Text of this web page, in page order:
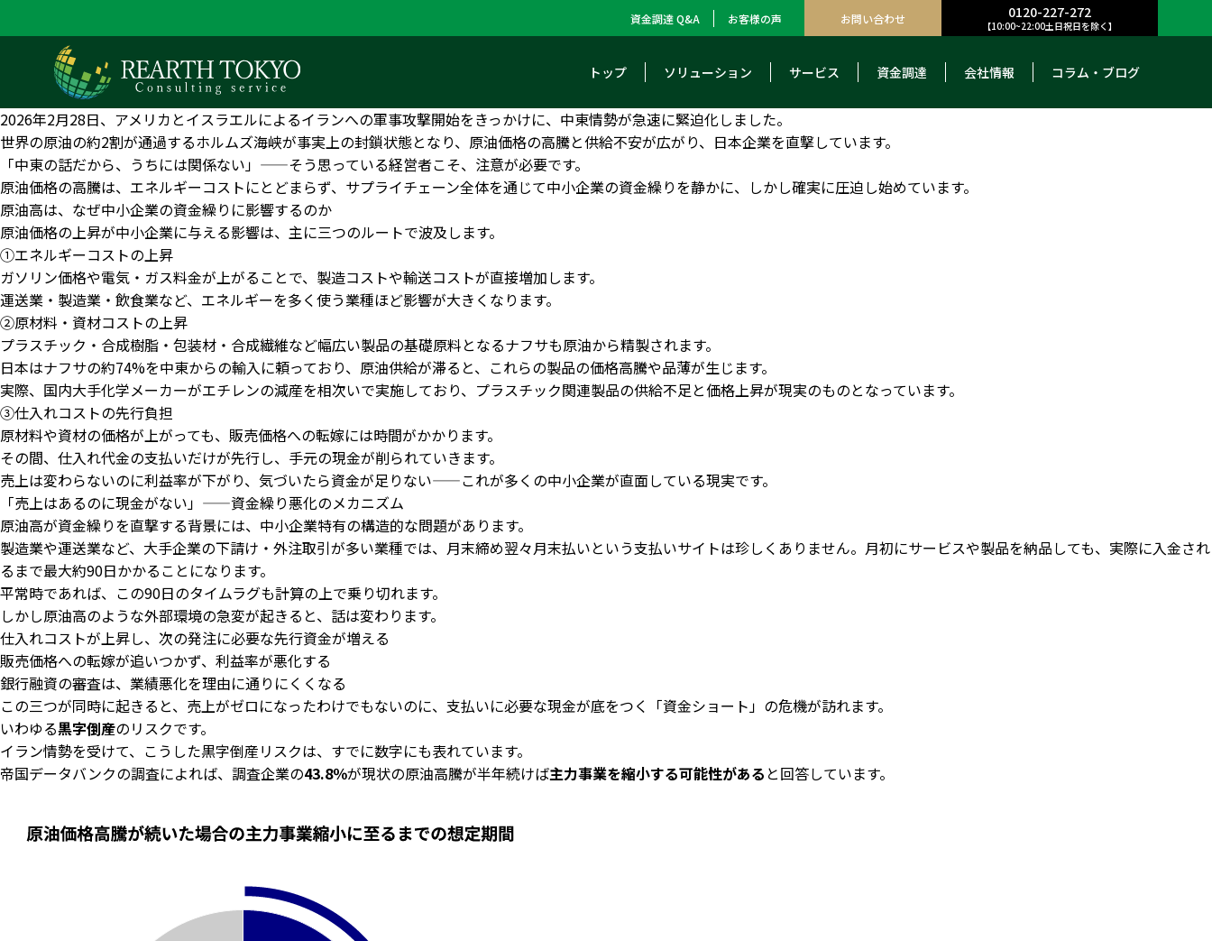
資金調達 Q&A お客様の声 お問い合わせ 0120-227-272
【10:00~22:00土日祝日を除く】
トップ ソリューション サービス 資金調達 会社情報 コラム・ブログ
2026年2月28日、アメリカとイスラエルによるイランへの軍事攻撃開始をきっかけに、中東情勢が急速に緊迫化しました。
世界の原油の約2割が通過するホルムズ海峡が事実上の封鎖状態となり、原油価格の高騰と供給不安が広がり、日本企業を直撃しています。
「中東の話だから、うちには関係ない」——そう思っている経営者こそ、注意が必要です。
原油価格の高騰は、エネルギーコストにとどまらず、サプライチェーン全体を通じて中小企業の資金繰りを静かに、しかし確実に圧迫し始めています。
原油高は、なぜ中小企業の資金繰りに影響するのか
原油価格の上昇が中小企業に与える影響は、主に三つのルートで波及します。
①エネルギーコストの上昇
ガソリン価格や電気・ガス料金が上がることで、製造コストや輸送コストが直接増加します。
運送業・製造業・飲食業など、エネルギーを多く使う業種ほど影響が大きくなります。
②原材料・資材コストの上昇
プラスチック・合成樹脂・包装材・合成繊維など幅広い製品の基礎原料となるナフサも原油から精製されます。
日本はナフサの約74%を中東からの輸入に頼っており、原油供給が滞ると、これらの製品の価格高騰や品薄が生じます。
実際、国内大手化学メーカーがエチレンの減産を相次いで実施しており、プラスチック関連製品の供給不足と価格上昇が現実のものとなっています。
③仕入れコストの先行負担
原材料や資材の価格が上がっても、販売価格への転嫁には時間がかかります。
その間、仕入れ代金の支払いだけが先行し、手元の現金が削られていきます。
売上は変わらないのに利益率が下がり、気づいたら資金が足りない——これが多くの中小企業が直面している現実です。
「売上はあるのに現金がない」——資金繰り悪化のメカニズム
原油高が資金繰りを直撃する背景には、中小企業特有の構造的な問題があります。
製造業や運送業など、大手企業の下請け・外注取引が多い業種では、月末締め翌々月末払いという支払いサイトは珍しくありません。月初にサービスや製品を納品しても、実際に入金され
るまで最大約90日かかることになります。
平常時であれば、この90日のタイムラグも計算の上で乗り切れます。
しかし原油高のような外部環境の急変が起きると、話は変わります。
仕入れコストが上昇し、次の発注に必要な先行資金が増える
販売価格への転嫁が追いつかず、利益率が悪化する
銀行融資の審査は、業績悪化を理由に通りにくくなる
この三つが同時に起きると、売上がゼロになったわけでもないのに、支払いに必要な現金が底をつく「資金ショート」の危機が訪れます。
いわゆる黒字倒産のリスクです。
イラン情勢を受けて、こうした黒字倒産リスクは、すでに数字にも表れています。
帝国データバンクの調査によれば、調査企業の43.8％が現状の原油高騰が半年続けば主力事業を縮小する可能性がある と回答しています。